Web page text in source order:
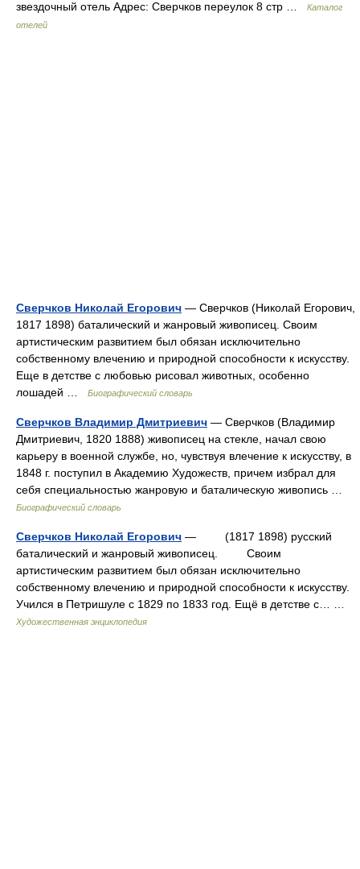
звездочный отель Адрес: Сверчков переулок 8 стр …
Каталог
отелей
Сверчков Николай Егорович — Сверчков (Николай Егорович,
1817 1898) баталический и жанровый живописец. Своим
артистическим развитием был обязан исключительно
собственному влечению и природной способности к искусству.
Еще в детстве с любовью рисовал животных, особенно
лошадей …
Биографический словарь
Сверчков Владимир Дмитриевич — Сверчков (Владимир
Дмитриевич, 1820 1888) живописец на стекле, начал свою
карьеру в военной службе, но, чувствуя влечение к искусству, в
1848 г. поступил в Академию Художеств, причем избрал для
себя специальностью жанровую и баталическую живопись …
Биографический словарь
Сверчков Николай Егорович — (1817 1898) русский
баталический и жанровый живописец. Своим
артистическим развитием был обязан исключительно
собственному влечению и природной способности к искусству.
Учился в Петришуле с 1829 по 1833 год. Ещё в детстве с… …
Художественная энциклопедия